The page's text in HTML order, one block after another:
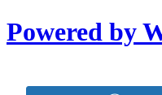
Powered by